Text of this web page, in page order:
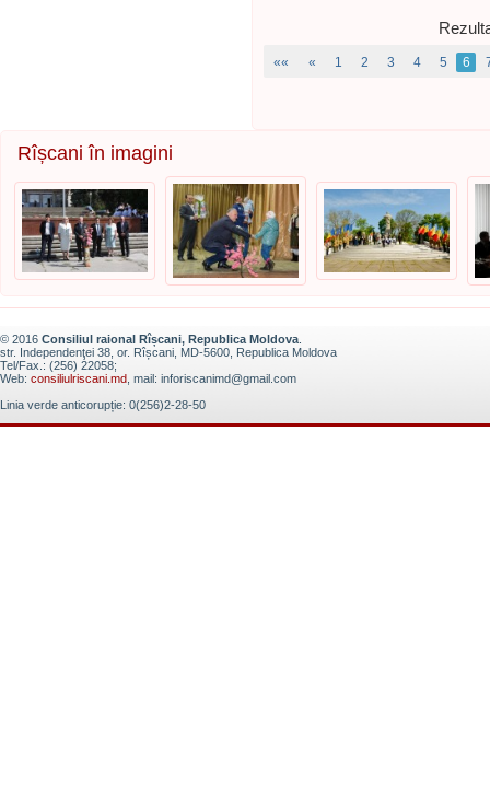
«« « 1 2 3 4 5 6
Rîșcani în imagini
© 2016 Consiliul raional Rîșcani, Republica Moldova
str. Independenţei 38, or. Rîșcani, MD-5600, Republica Moldova
Tel/Fax.: (256) 22058;
Web: consiliulriscani.md , mail: inforiscanimd@gmail.com
Linia verde anticorupție: 0(256)2-28-50